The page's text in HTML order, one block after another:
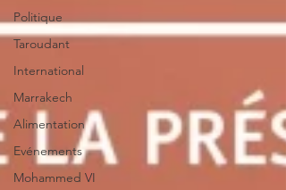
Politique
Taroudant
International
Marrakech
Alimentation
Evénements
Mohammed VI